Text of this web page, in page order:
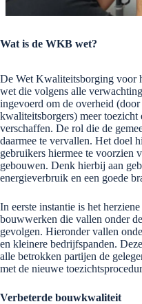
Wat is de WKB wet?
De Wet Kwaliteitsborging voor
wet die volgens alle
ingevoerd om de overheid
kwaliteitsborgers) meer
verschaffen. De rol die de
daarmee te vervallen. Het doel
gebruikers hiermee te voorzien
gebouwen. Denk hierbij aan
energieverbruik en een goede
In eerste instantie is het
bouwwerken die vallen onder
gevolgen. Hieronder vallen
en kleinere bedrijfspanden.
alle betrokken partijen de
met de nieuwe
Verbeterde bouwkwaliteit